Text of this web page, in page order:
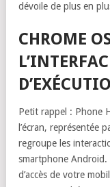
dévoile de plus en
CHROME
Petit rappel : Phone
l’écran, représentée
regroupe les
smartphone
d’accès de votre